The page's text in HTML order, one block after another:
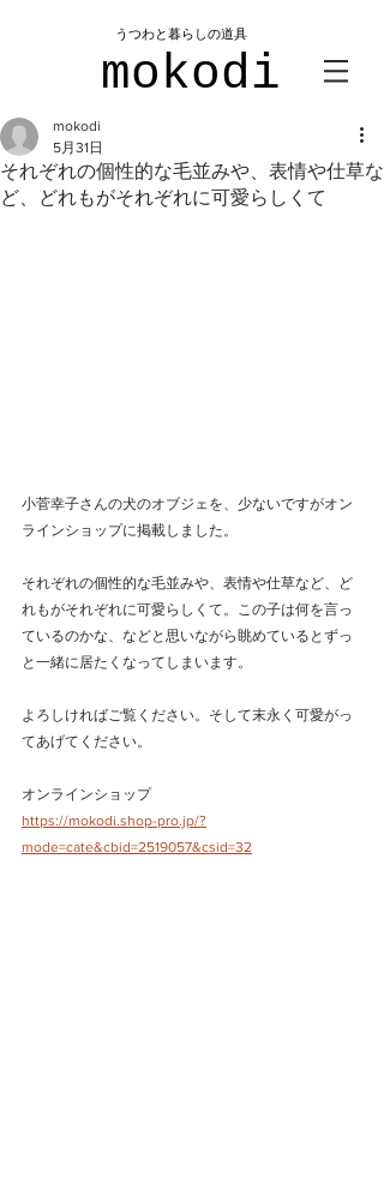
mokodi
​うつわと暮らしの道具
それぞれの個性的な毛並みや、表情や仕草な
ど、どれもがそれぞれに可愛らしくて
mokodi
5月31日
小菅幸子さんの犬のオブジェを、少ないですがオン
ラインショップに掲載しました。
それぞれの個性的な毛並みや、表情や仕草など、ど
れもがそれぞれに可愛らしくて。この子は何を言っ
ているのかな、などと思いながら眺めているとずっ
と一緒に居たくなってしまいます。
よろしければご覧ください。そして末永く可愛がっ
てあげてください。
オンラインショップ
https://mokodi.shop-pro.jp/?
mode=cate&cbid=2519057&csid=32